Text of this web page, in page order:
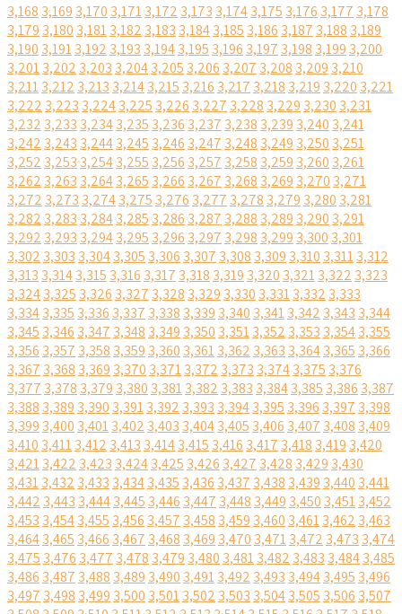
3,168 3,169 3,170 3,1713,172 3,173 3,1743,175 3,176 3,177 3,178
3,179 3,180 3,1813,182 3,183 3,1843,185 3,186 3,187 3,188 3,189
3,190 3,1913,192 3,193 3,1943,195 3,196 3,197 3,198 3,199 3,200
3,2013,202 3,203 3,2043,205 3,206 3,207 3,208 3,209 3,210
3,2113,212 3,213 3,2143,215 3,216 3,217 3,218 3,219 3,220 3,221
3,222 3,223 3,2243,225 3,226 3,227 3,228 3,229 3,230 3,231
3,232 3,233 3,2343,235 3,236 3,237 3,238 3,239 3,240 3,241
3,242 3,243 3,2443,245 3,246 3,247 3,248 3,249 3,250 3,251
3,252 3,253 3,2543,255 3,256 3,257 3,258 3,259 3,260 3,261
3,262 3,263 3,2643,265 3,266 3,267 3,268 3,269 3,270 3,271
3,272 3,273 3,2743,275 3,276 3,277 3,278 3,279 3,280 3,281
3,282 3,283 3,2843,285 3,286 3,287 3,288 3,289 3,290 3,291
3,292 3,293 3,2943,295 3,296 3,297 3,298 3,299 3,300 3,301
3,302 3,303 3,3043,305 3,306 3,307 3,308 3,309 3,310 3,3113,312
3,313 3,3143,315 3,316 3,317 3,318 3,319 3,320 3,3213,322 3,323
3,3243,325 3,326 3,327 3,328 3,329 3,330 3,3313,332 3,333
3,3343,335 3,336 3,337 3,338 3,339 3,340 3,3413,342 3,343 3,344
3,345 3,346 3,347 3,348 3,349 3,350 3,3513,352 3,353 3,3543,355
3,356 3,357 3,358 3,359 3,360 3,3613,362 3,363 3,3643,365 3,366
3,367 3,368 3,369 3,370 3,3713,372 3,373 3,3743,375 3,376
3,377 3,378 3,379 3,380 3,3813,382 3,383 3,3843,385 3,386 3,387
3,388 3,389 3,390 3,3913,392 3,393 3,3943,395 3,396 3,397 3,398
3,399 3,400 3,4013,402 3,403 3,4043,405 3,406 3,407 3,408 3,409
3,410 3,4113,412 3,413 3,4143,415 3,416 3,417 3,418 3,419 3,420
3,4213,422 3,423 3,4243,425 3,426 3,427 3,428 3,429 3,430
3,4313,432 3,433 3,4343,435 3,436 3,437 3,438 3,439 3,440 3,441
3,442 3,443 3,4443,445 3,446 3,447 3,448 3,449 3,450 3,4513,452
3,453 3,4543,455 3,456 3,457 3,458 3,459 3,460 3,4613,462 3,463
3,4643,465 3,466 3,467 3,468 3,469 3,470 3,4713,472 3,473 3,474
3,475 3,476 3,477 3,478 3,479 3,480 3,4813,482 3,483 3,4843,485
3,486 3,487 3,488 3,489 3,490 3,4913,492 3,493 3,4943,495 3,496
3,497 3,498 3,499 3,500 3,5013,502 3,503 3,5043,505 3,506 3,507